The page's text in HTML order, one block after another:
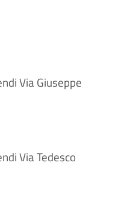
Via Giuseppe
Via Tedesco